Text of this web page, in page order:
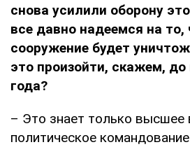
снова усилили оборону
все давно надеемся на то,
сооружение будет
это произойти, скажем, до
года?
– Это знает только высшее
политическое